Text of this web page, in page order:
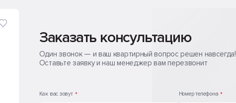
Заказать консультацию
Один звонок — и ваш квартирный вопрос решен навсегда!
Оставьте заявку и наш менеджер вам перезвонит
Как вас зовут * Номер телефона *